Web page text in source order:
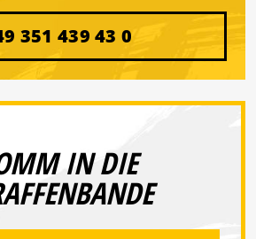
351 439 43 0
IN DIE